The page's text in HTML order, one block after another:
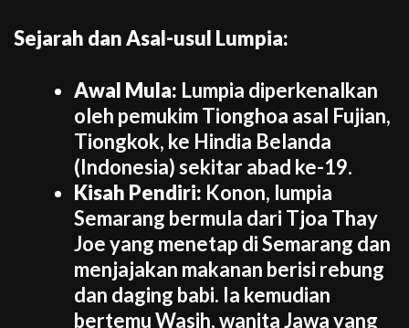
Sejarah dan Asal-usul Lumpia:
Awal Mula: Lumpia diperkenalkan
oleh pemukim Tionghoa asal Fujian,
Tiongkok, ke Hindia Belanda
(Indonesia) sekitar abad ke-19.
Kisah Pendiri: Konon, lumpia
Semarang bermula dari Tjoa Thay
Joe yang menetap di Semarang dan
menjajakan makanan berisi rebung
dan daging babi. Ia kemudian
bertemu Wasih, wanita Jawa yang